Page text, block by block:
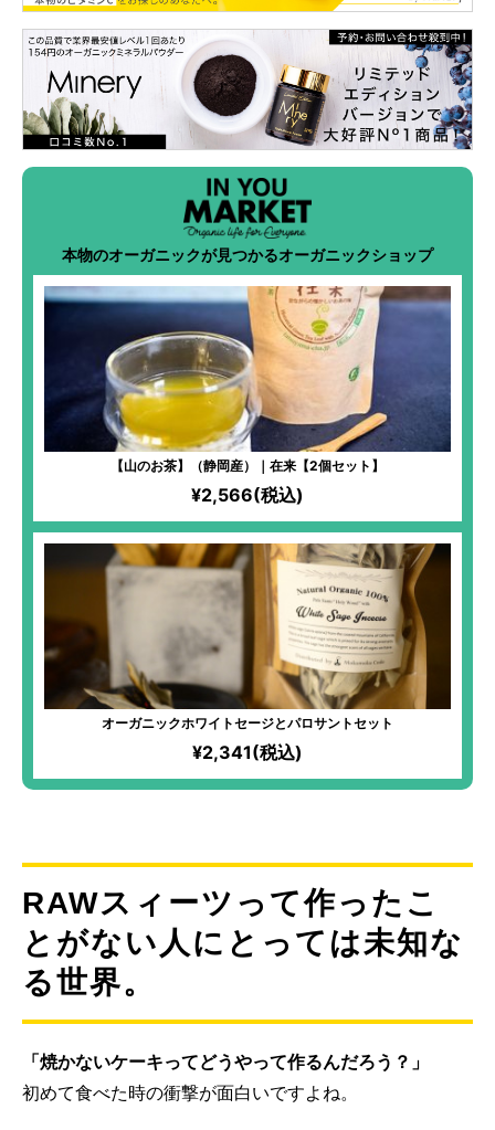
本物のオーガニックが見つかるオーガニックショップ
【山のお茶】（静岡産）｜在来【2個セット】
¥2,566(税込)
オーガニックホワイトセージとパロサントセット
¥2,341(税込)
RAWスィーツって作ったこ
とがない人にとっては未知な
る世界。
「焼かないケーキってどうやって作るんだろう？」
初めて食べた時の衝撃が面白いですよね。